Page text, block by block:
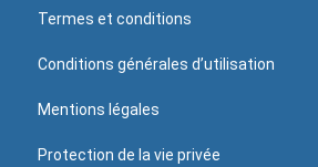
Termes et conditions
Conditions générales d’utilisation
Mentions légales
Protection de la vie privée